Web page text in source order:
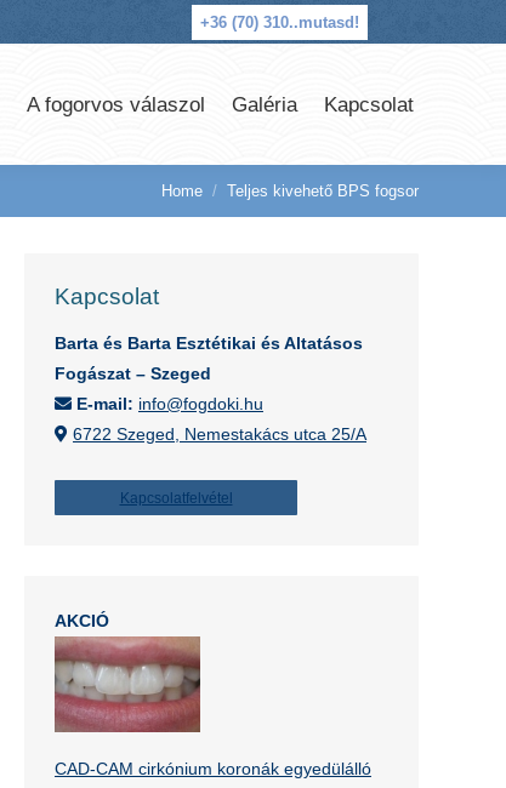
+36 (70) 310..mutasd!
A fogorvos válaszol Galéria Kapcsolat
You are here:
Home Teljes kivehető BPS fogsor
Kapcsolat
Barta és Barta Esztétikai és Altatásos
Fogászat – Szeged
E-mail: info@fogdoki.hu
6722 Szeged, Nemestakács utca 25/A
Kapcsolatfelvétel
AKCIÓ
CAD-CAM cirkónium koronák egyedülálló